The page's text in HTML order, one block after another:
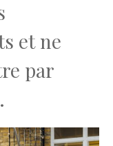
et ne
par